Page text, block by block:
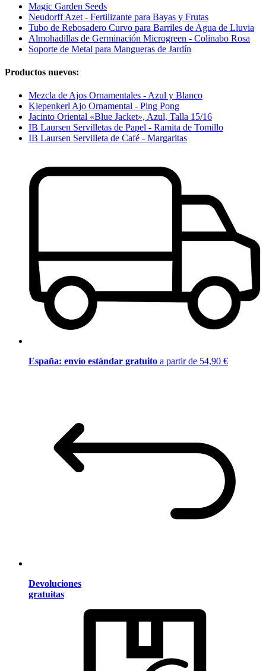
Magic Garden Seeds
Neudorff Azet - Fertilizante para Bayas y Frutas
Tubo de Rebosadero Curvo para Barriles de Agua de Lluvia
Almohadillas de Germinación Microgreen - Colinabo Rosa
Soporte de Metal para Mangueras de Jardín
Productos nuevos:
Mezcla de Ajos Ornamentales - Azul y Blanco
Kiepenkerl Ajo Ornamental - Ping Pong
Jacinto Oriental «Blue Jacket», Azul, Talla 15/16
IB Laursen Servilletas de Papel - Ramita de Tomillo
IB Laursen Servilleta de Café - Margaritas
España: envío estándar gratuito a partir de 54,90 €
Devoluciones
gratuitas